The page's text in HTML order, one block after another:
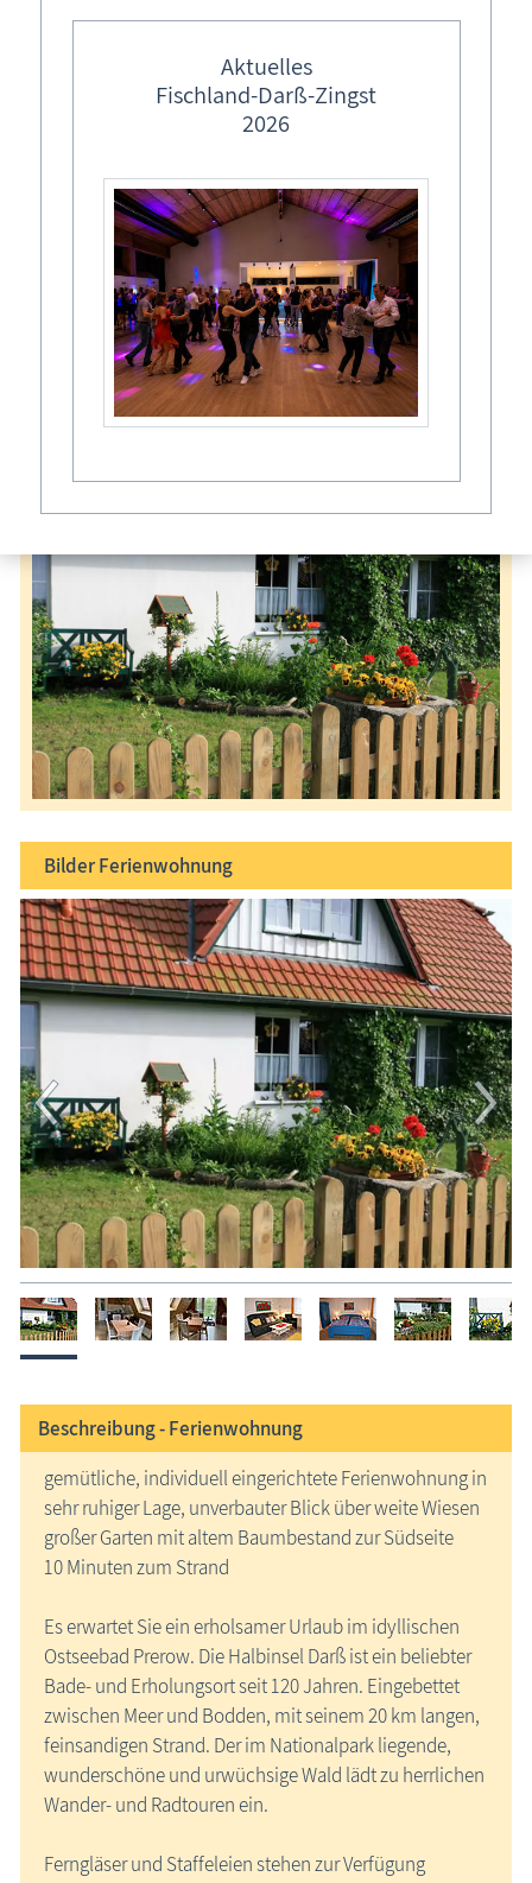
Tel.: 038 233 - 550
Buchungskalender
Buchungsformular - Ferienwohnung unverbindlich
Ferienwohnung Ostseebad Prerow
BilderFerienwohnung
Beschreibung -Ferienwohnung
gemütliche, individuell eingerichtete Ferienwohnung in
sehr ruhiger Lage, unverbauter Blick über weite Wiesen
großer Garten mit altem Baumbestand zur Südseite
10 Minuten zum Strand
Es erwartet Sie ein erholsamer Urlaub im idyllischen
Ostseebad Prerow. Die Halbinsel Darß ist ein beliebter
Bade- und Erholungsort seit 120 Jahren. Eingebettet
zwischen Meer und Bodden, mit seinem 20 km langen,
feinsandigen Strand. Der im Nationalpark liegende,
wunderschöne und urwüchsige Wald lädt zu herrlichen
Wander- und Radtouren ein.
Ferngläser und Staffeleien stehen zur Verfügung
Aktuelles
Fischland-Darß-Zingst
2026